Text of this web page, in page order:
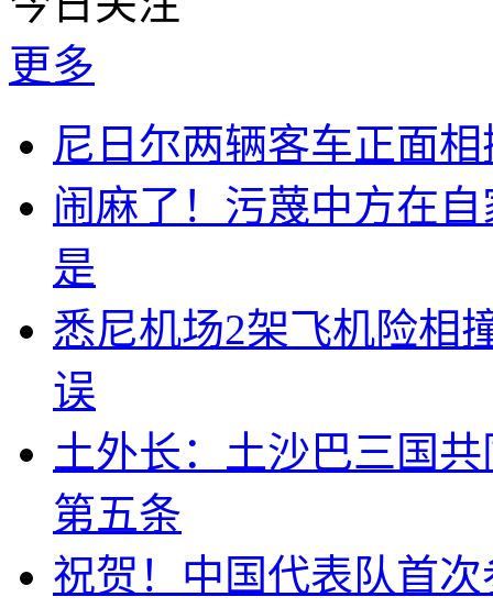
更多
尼日尔两辆客车正面
闹麻了！污蔑中方在
是
悉尼机场2架飞机险相
误
土外长：土沙巴三国
第五条
祝贺！中国代表队首